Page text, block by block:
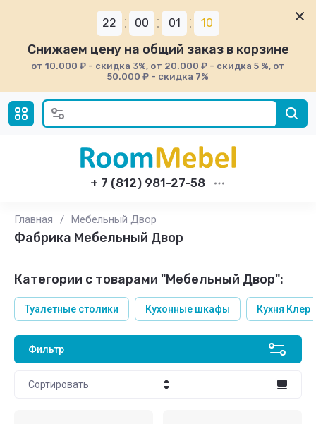
22 00 01 09
Снижаем цену на общий заказ в корзине
от 10.000 ₽ - скидка 3%, от 20.000 ₽ - скидка 5 %, от
50.000 ₽ - скидка 7%
+ 7 (812) 981-27-58
Главная / Мебельный Двор
Фабрика Мебельный Двор
Категории с товарами "Мебельный Двор":
Туалетные столики Кухонные шкафы Кухня Клер
Фильтр
Сортировать